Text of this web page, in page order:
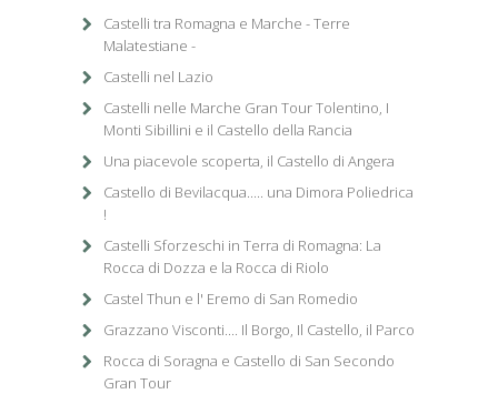
Castelli tra Romagna e Marche - Terre
Malatestiane -
Castelli nel Lazio
Castelli nelle Marche Gran Tour Tolentino, I
Monti Sibillini e il Castello della Rancia
Una piacevole scoperta, il Castello di Angera
Castello di Bevilacqua..... una Dimora Poliedrica
!
Castelli Sforzeschi in Terra di Romagna: La
Rocca di Dozza e la Rocca di Riolo
Castel Thun e l' Eremo di San Romedio
Grazzano Visconti.... Il Borgo, Il Castello, il Parco
Rocca di Soragna e Castello di San Secondo
Gran Tour